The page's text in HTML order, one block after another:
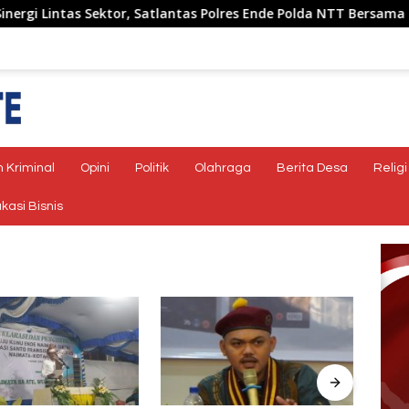
Sektor, Satlantas Polres Ende Polda NTT Bersama Forum
Kriminal Opini Politik Olahraga Berita Desa Religi
Bisnis